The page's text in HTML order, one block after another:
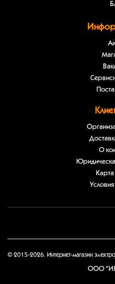
О
Карта
© 2015-2026. Интернет-магазин
ООО